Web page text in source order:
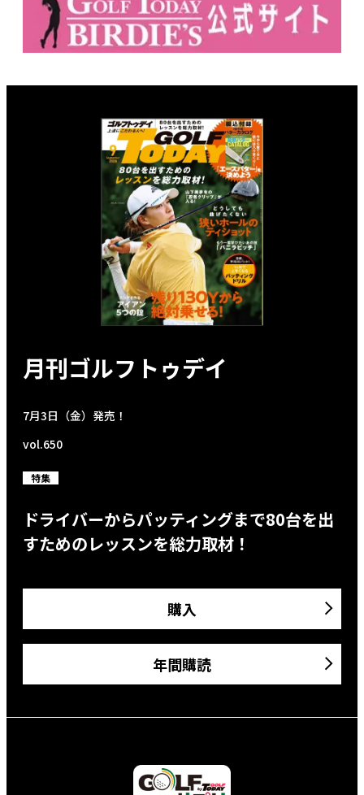
月刊ゴルフトゥデイ
7月3日（金）発売！
vol.650
特集
ドライバーからパッティングまで80台を出
すためのレッスンを総力取材！
購入
年間購読